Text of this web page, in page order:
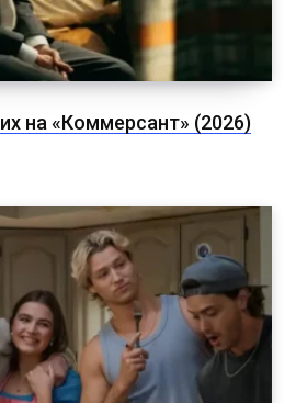
на «Коммерсант» (2026)